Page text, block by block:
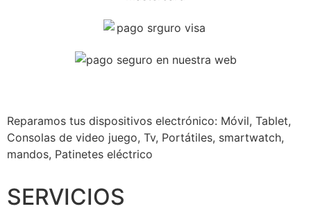
Reparamos tus dispositivos electrónico: Móvil, Tablet,
Consolas de video juego, Tv, Portátiles, smartwatch,
mandos, Patinetes eléctrico
SERVICIOS